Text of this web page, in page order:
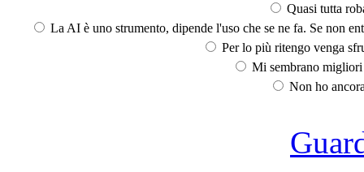
Quasi tutta
La AI è uno strumento, dipende l'uso che se ne fa. Se non
Per lo più ritengo venga
Mi sembrano
Non ho